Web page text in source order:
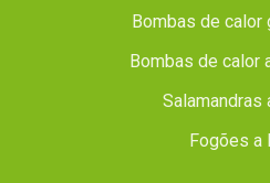
Bombas de calor
Bombas de calor
Salamandras
Fogões a